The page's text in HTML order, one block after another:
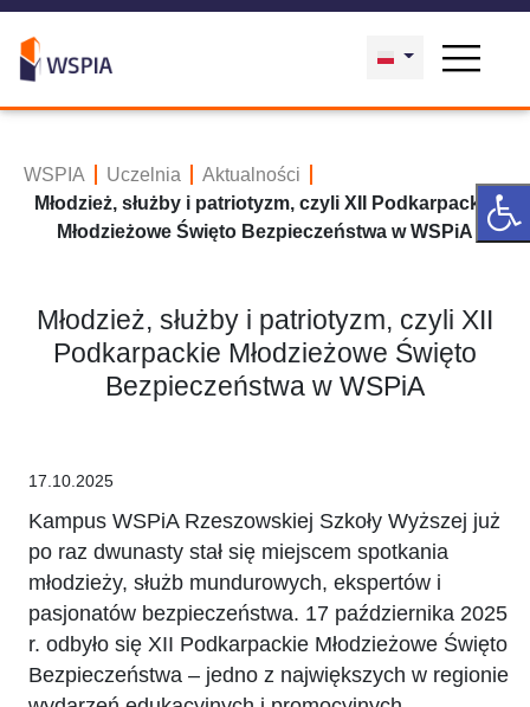
WSPIA Uczelnia
Aktualności
Młodzież, służby i patriotyzm, czyli XII Podkarpackie
Młodzieżowe Święto Bezpieczeństwa w WSPiA
Młodzież, służby i patriotyzm, czyli XII
Podkarpackie Młodzieżowe Święto
Bezpieczeństwa w WSPiA
17.10.2025
Kampus WSPiA Rzeszowskiej Szkoły Wyższej już
po raz dwunasty stał się miejscem spotkania
młodzieży, służb mundurowych, ekspertów i
pasjonatów bezpieczeństwa. 17 października 2025
r. odbyło się XII Podkarpackie Młodzieżowe Święto
Bezpieczeństwa – jedno z największych w regionie